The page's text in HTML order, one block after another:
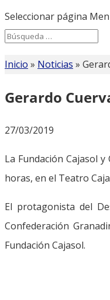
Seleccionar página
Search
for...
Inicio » Noticias »
Gerardo
27/03/2019
La Fundación Cajasol
horas, en el Teatro
El protagonista del
Confederación
Fundación Cajasol.